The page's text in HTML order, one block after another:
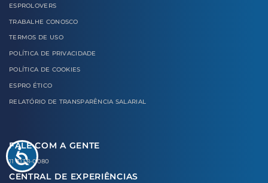
ESPROLOVERS
TRABALHE CONOSCO
TERMOS DE USO
POLÍTICA DE PRIVACIDADE
POLÍTICA DE COOKIES
ESPRO ÉTICO
RELATÓRIO DE TRANSPARÊNCIA SALARIAL
FALE COM A GENTE
11 3138-0080
CENTRAL DE EXPERIÊNCIAS